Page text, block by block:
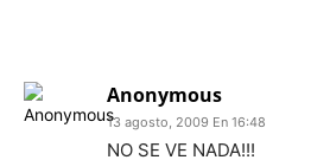
Anonymous
13 agosto, 2009 En 16:48
NO SE VE NADA!!!